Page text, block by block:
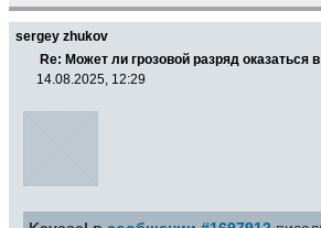
sergey zhukov
Re: Может ли грозовой разряд оказаться
14.08.2025, 12:29